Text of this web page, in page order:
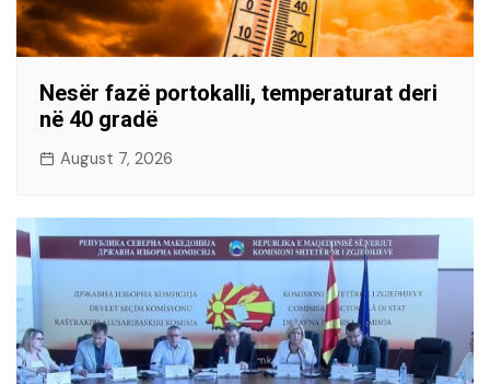
Nesër fazë portokalli, temperaturat deri
në 40 gradë
August 7, 2026